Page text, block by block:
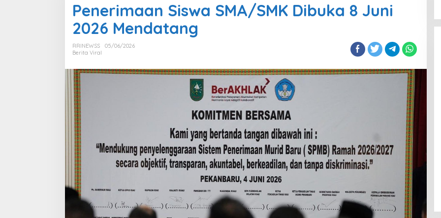
SMA/SMK
Dibuka
8
Juni
Penerimaan Siswa SMA/SMK Dibuka 8 Juni
2026 Mendatang
RRINEWSS
05/06/2026
Berita Viral
Food Vendors, First-Ever
Omakase-Inspired Beachfront
Favourites